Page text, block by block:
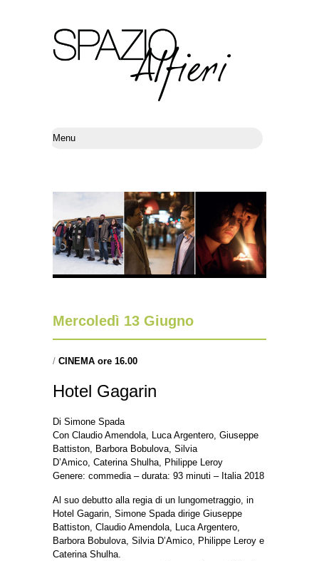
Mercoledì 13 Giugno
/ CINEMA ore 16.00
Hotel Gagarin
Di Simone Spada
Con Claudio Amendola, Luca Argentero, Giuseppe
Battiston, Barbora Bobulova, Silvia
D’Amico, Caterina Shulha, Philippe Leroy
Genere: commedia – durata: 93 minuti – Italia 2018
Al suo debutto alla regia di un lungometraggio, in
Hotel Gagarin, Simone Spada dirige Giuseppe
Battiston, Claudio Amendola, Luca Argentero,
Barbora Bobulova, Silvia D’Amico, Philippe Leroy e
Caterina Shulha.